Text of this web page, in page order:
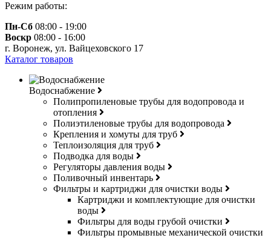
Режим работы:
Пн-Сб 08:00 - 19:00
Воскр 08:00 - 16:00
г. Воронеж, ул. Вайцеховского 17
Каталог товаров
Водоснабжение
Полипропиленовые трубы для водопровода и
отопления
Полиэтиленовые трубы для водопровода
Крепления и хомуты для труб
Теплоизоляция для труб
Подводка для воды
Регуляторы давления воды
Поливочный инвентарь
Фильтры и картриджи для очистки воды
Картриджи и комплектующие для очистки
воды
Фильтры для воды грубой очистки
Фильтры промывные механической очистки